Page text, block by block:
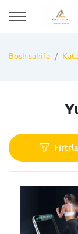
Bosh sahifa